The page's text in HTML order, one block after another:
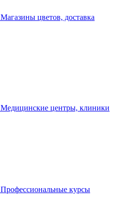
Магазины цветов, доставка
Медицинские центры, клиники
Профессиональные курсы